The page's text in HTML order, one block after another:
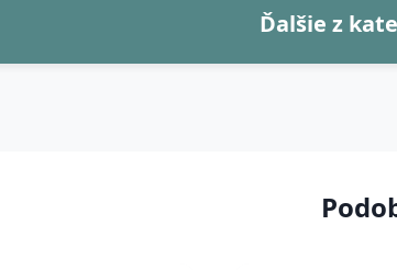
Ďalšie z